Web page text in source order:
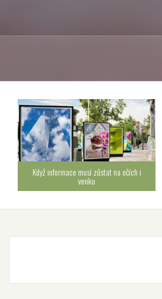
Když informace musí zůstat na očích i
venku